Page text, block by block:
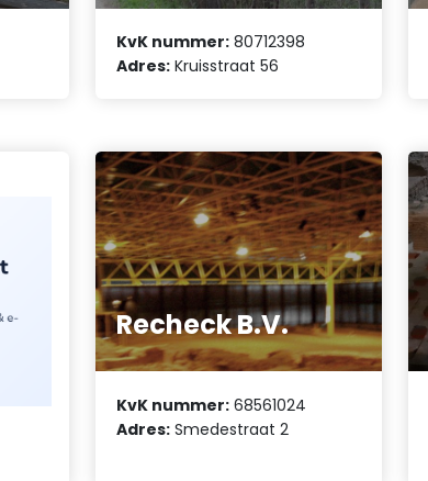
KvK nummer: 80712398
Adres: Kruisstraat 56
Recheck B.V.
KvK nummer: 68561024
Adres: Smedestraat 2